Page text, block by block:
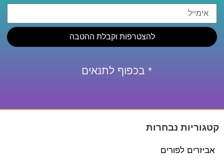
להצטרפות וקבלת ההטבה
* בכפוף לתנאים
קטגוריות נבחרות
אביזרים לפורים